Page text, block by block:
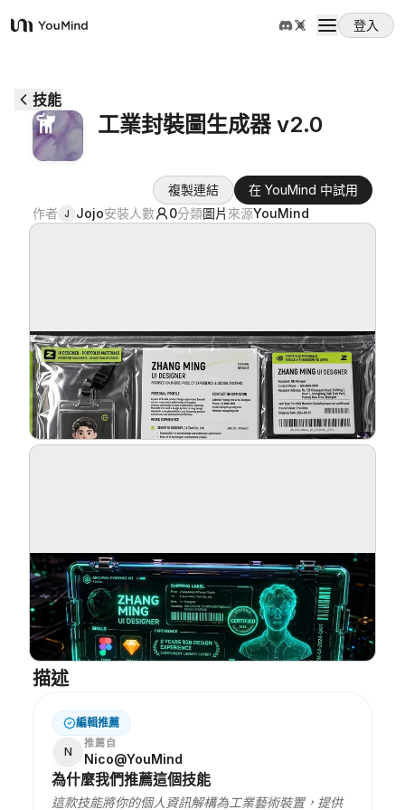
YouMind
登入
使用案例
下載
部落格
技能
工業封裝圖生成器 v2.0
複製連結
在 YouMind 中試用
作者
J Jojo安裝人數 0分類圖片 來源YouMind
描述
編輯推薦
N
推薦自
Nico@YouMind
為什麼我們推薦這個技能
這款技能將你的個人資訊解構為工業藝術裝置，提供